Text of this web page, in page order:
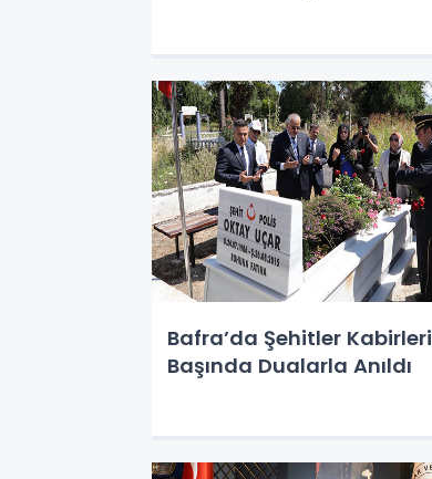
Bafra’da Şehitler Kabirleri
Başında Dualarla Anıldı